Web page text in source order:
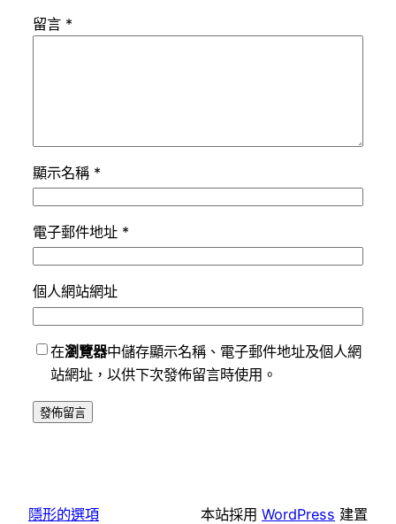
留言 *
顯示名稱 *
電子郵件地址 *
個人網站網址
在瀏覽器中儲存顯示名稱、電子郵件地址及個人網
站網址，以供下次發佈留言時使用。
隱形的選項 本站採用 WordPress 建置